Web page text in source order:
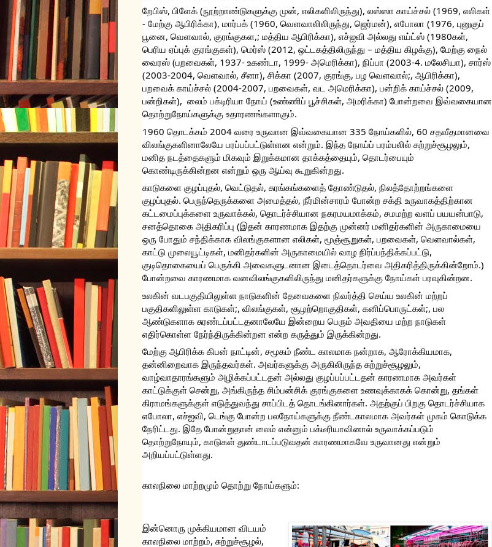
றேபிஸ், பிளேக் (நூற்றாண்டுகளுக்கு முன், எலிகளிலிருந்து), லஸ்ஸா காய்ச்சல் (1969, எலிகள்
- மேற்கு ஆபிரிக்கா), மார்பக் (1960, வெளவாலிலிருந்து, ஜெர்மன்), எபோலா (1976, புனுகுப்
பூனை, வெளவால், குரங்குகள,; மத்திய ஆபிரிக்கா), எச்ஐவி அல்லது எய்ட்ஸ் (1980கள்,
பெரிய ஏப்புக் குரங்குகள்), மெர்ஸ் (2012, ஒட்டகத்திலிருந்து – மத்திய கிழக்கு), மேற்கு நைல்
வைரஸ் (பறவைகள், 1937- உகண்டா, 1999- அமெரிக்கா), நிப்பா (2003-4. மலேசியா), சார்ஸ்
(2003-2004, வெளவால், சீனா), சிக்கா (2007, குரங்கு, பழ வெளவால்;, ஆபிரிக்கா),
பறவைக் காய்ச்சல் (2004-2007, பறவைகள், வட அமெரிக்கா), பன்றிக் காய்ச்சல் (2009,
பன்றிகள்),  லைம் பக்டிரியா நோய் (உண்ணிப் பூச்சிகள், அமரிக்கா) போன்றவை இவ்வகையான
தொற்றுநோய்களுக்கு உதாரணங்களாகும்.
1960 தொடக்கம் 2004 வரை உருவான இவ்வகையான 335 நோய்களில், 60 சதவீதமானவை
விலங்குகளினாலேயே பரப்பப்பட்டுள்ளன என்றும். இந்த நோய்ப் பரம்பலில் சுற்றுச்சூழலும்,
மனித நடத்தைகளும் மிகவும் இறுக்கமான தாக்கத்தையும், தொடர்பையும்
கொண்டிருக்கின்றன என்றும் ஒரு ஆய்வு கூறுகின்றது.
காடுகளை குழப்புதல், வெட்டுதல், சுரங்கங்களைத் தோண்டுதல், நிலத்தோற்றங்களை
குழப்புதல். பெருந்தெருக்களை அமைத்தல், நீர்மின்சாரம் போன்ற சக்தி உருவாகத்திற்கான
கட்டமைப்புக்களை உருவாக்கல், தொடர்ச்சியான நகரமயமாக்கம், சமமற்ற வளப் பயயன்பாடு,
சனத்தொகை அதிகரிப்பு (இதன் காரணமாக இதற்கு முன்னர் மனிதர்களின் அருகாமையை
ஒரு போதும் சந்திக்காக விலங்குகளான எலிகள், மூஞ்சூறுகள், பறவைகள், வெளவால்கள்,
காட்டு முலையூட்டிகள், மனிதர்களின் அருகாமையில் வாழ நிர்ப்பந்திக்கப்பட்டு,
குடிதொகையைப் பெருக்கி அவைகளுடனான இடைத்தொடர்வை அதிகரித்திருக்கின்றோம்.)
போன்றவை காரணமாக வனவிலங்குகளிலிருந்து மனிதர்களுக்கு நோய்கள் பரவுகின்றன.
உலகின் வடபகுதியிலுள்ள நாடுகளின் தேவைகளை நிவர்த்தி செய்ய உலகின் மற்றப்
பகுதிகளிலுள்ள காடுகள்;, விலங்குகள், சூழற்றொகுதிகள், கனிப்பொருட்கள்;, பல
ஆண்டுகளாக சுரண்டப்பட்டதனாலேயே இன்றைய பெரும் அவதியை மற்ற நாடுகள்
எதிர்கொள்ள நேர்ந்திருக்கின்றன என்ற கருத்தும் இருக்கின்றது.
மேற்கு ஆபிரிக்க கிபன் நாட்டின், சமூகம் நீண்ட காலமாக நன்றாக, ஆரோக்கியமாக,
தன்னிறைவாக இருந்தவர்கள். அவர்களுக்கு அருகிலிருந்த சுற்றுச்சூழலும்,
வாழ்வாதாரங்களும் அழிக்கப்பட்டதன் அல்லது குழப்பப்பட்டதன் காரணமாக அவர்கள்
காட்டுக்குள் சென்று, அங்கிருந்த சிம்பன்சிக் குரங்குகளை உணவுக்காகக் கொன்று, தங்கள்
கிராமங்களுக்குள் எடுத்துவந்து சாப்பிடத் தொடங்கினார்கள். அதற்குப் பிறகு தொடர்ச்சியாக
எபோலா, எச்ஐவி, டெங்கு போன்ற பலநோய்களுக்கு நீண்டகாலமாக அவர்கள் முகம் கொடுக்க
நேரிட்டது. இதே போன்றுதான் லைம் என்னும் பக்டீரியாவினால் உருவாக்கப்படும்
தொற்றுநோயும், காடுகள் துண்டாடப்படுவதன் காரணமாகவே உருவானது என்றும்
அறியப்பட்டுள்ளது.
காலநிலை மாற்றமும் தொற்று நோய்களும்:
இன்னொரு முக்கியமான விடயம்